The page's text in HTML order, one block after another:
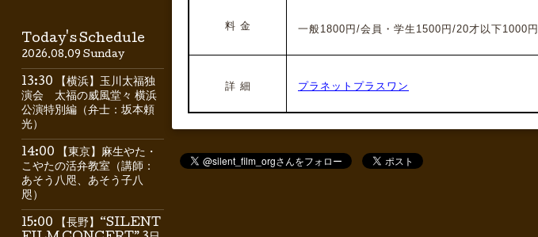
料 金 一般1800円/会員・学生1500円/20才以下1000円
詳 細 プラネットプラスワン
Today's Schedule
2026.08.09 Sunday
13:30 【横浜】玉川太福独
演会 太福の威風堂々 横浜
公演特別編（弁士：坂本頼
光）
14:00 【東京】麻生やた・
こやたの活弁教室（講師：
あそう八咫、あそう子八
咫）
15:00 【長野】“SILENT